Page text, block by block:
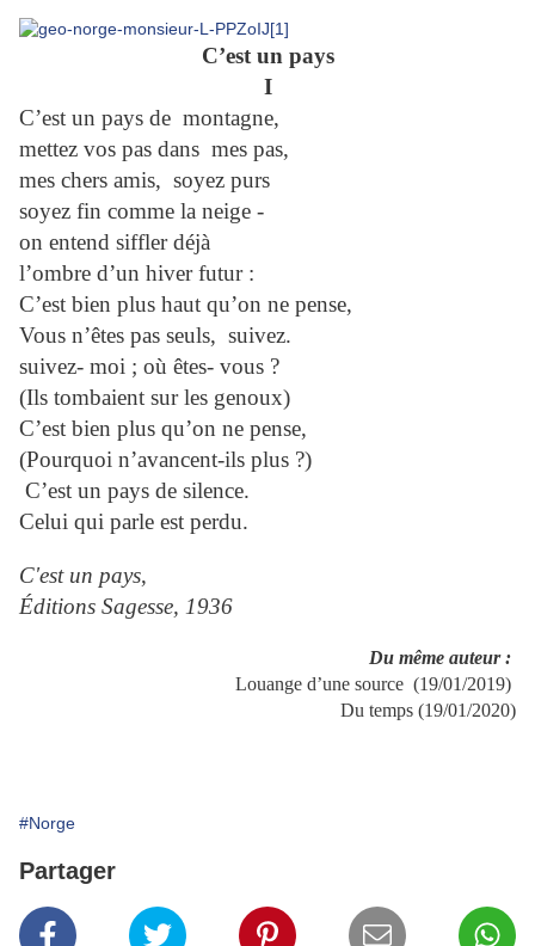
C’est un pays
I
C’est un pays de montagne,
mettez vos pas dans mes pas,
mes chers amis, soyez purs
soyez fin comme la neige -
on entend siffler déjà
l’ombre d’un hiver futur :
C’est bien plus haut qu’on ne pense,
Vous n’êtes pas seuls, suivez.
suivez- moi ; où êtes- vous ?
(Ils tombaient sur les genoux)
C’est bien plus qu’on ne pense,
(Pourquoi n’avancent-ils plus ?)
C’est un pays de silence.
Celui qui parle est perdu.
C'est un pays,
Éditions Sagesse, 1936
Du même auteur :
Louange d’une source (19/01/2019)
Du temps (19/01/2020)
#Norge
Partager